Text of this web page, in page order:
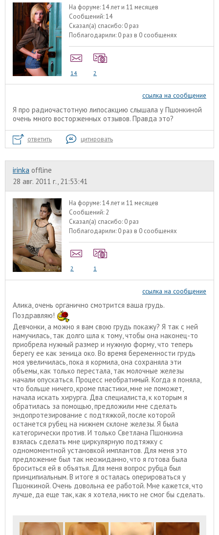
На форуме:14 лет и 11 месяцев
Сообщений:14
Сказал(а) спасибо: 0 раз
Поблагодарили: 0 раз в 0 сообщенях
14 2
ссылка на сообщение
Я про радиочастотную липосакцию слышала у Пшонкиной
очень много восторженных отзывов. Правда это?
ответить цитировать
irinka offline
28 авг. 2011 г., 21:53:41
На форуме:14 лет и 11 месяцев
Сообщений: 2
Сказал(а) спасибо: 0 раз
Поблагодарили: 0 раз в 0 сообщенях
2 1
ссылка на сообщение
Алика, очень органично смотрится ваша грудь.
Поздравляю!
Девчонки, а можно я вам свою грудь покажу? Я так с ней
намучилась, так долго шла к тому, чтобы она наконец-то
приобрела нужный размер и нужную форму, что теперь
берегу ее как зеница око. Во время беременности грудь
моя увеличилась, пока я кормила, она сохраняла эти
объемы, как только перестала, так молочные железы
начали опускаться. Процесс необратимый. Когда я поняла,
что больше ничего, кроме пластики, мне не поможет,
начала искать хирурга. Два специалиста, к которым я
обратилась за помощью, предложили мне сделать
эндопротезирование с подтяжкой, после которой
останется рубец на нижнем склоне железы. Я была
категорически против. И только Светлана Пшонкина
взялась сделать мне циркулярную подтяжку с
одномоментной установкой имплантов. Для меня это
предложение был так неожиданно, что я готова была
броситься ей в объятья. Для меня вопрос рубца был
принципиальным. В итоге я осталась оперироваться у
Пшонкиной. Очень довольна ее работой. Мне кажется, что
лучше, да еще так, как я хотела, никто не смог бы сделать.